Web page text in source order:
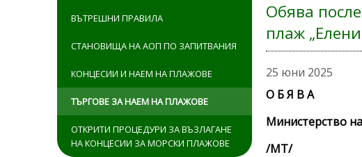
ВЪТРЕШНИ ПРАВИЛА
СТАНОВИЩА НА АОП ПО ЗАПИТВАНИЯ
КОНЦЕСИИ И НАЕМ НА ПЛАЖОВЕ
ТЪРГОВЕ ЗА НАЕМ НА ПЛАЖОВЕ
ОТКРИТИ ПРОЦЕДУРИ ЗА ВЪЗЛАГАНЕ
НА КОНЦЕСИИ ЗА МОРСКИ ПЛАЖОВЕ
Обява
плаж
25 юни 2025
О
Министерство
/МТ/